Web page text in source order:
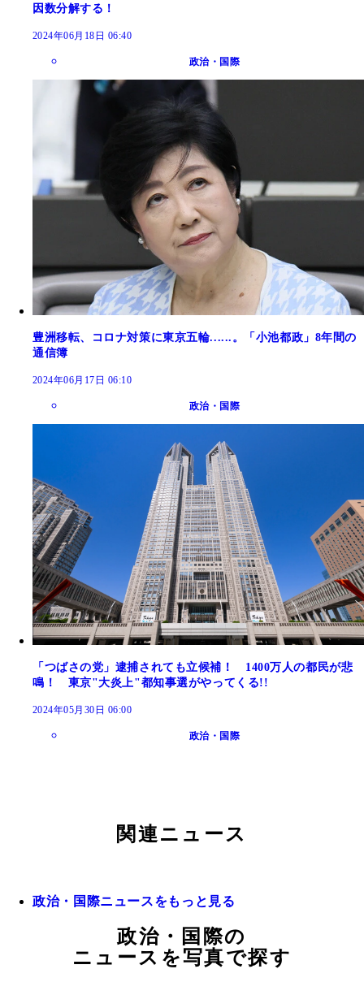
因数分解する！
2024年06月18日 06:40
政治・国際
豊洲移転、コロナ対策に東京五輪......。「小池都政」8年間の
通信簿
2024年06月17日 06:10
政治・国際
「つばさの党」逮捕されても立候補！ 1400万人の都民が悲
鳴！ 東京"大炎上"都知事選がやってくる!!
2024年05月30日 06:00
政治・国際
関連ニュース
政治・国際ニュースをもっと見る
政治・国際の
ニュースを写真で探す